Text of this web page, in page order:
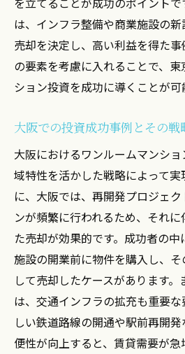
は、インフラ整備や商業施設の
売却を決定し、高い利益を得た
の要素を考慮に入れることで、
ション投資を成功に導くことが可
大阪での投資成功事例とその戦
大阪におけるワンルームマンシ
域特性を活かした戦略によって
に、大阪では、再開発プロジェ
ンが頻繁に行われるため、それ
た売却が効果的です。成功者の
施設の開業前に物件を購入し、
して売却したケースがあります
は、交通インフラの拡充も重要
しい鉄道路線の開通や駅前再開
便性が向上すると、賃貸需要が急